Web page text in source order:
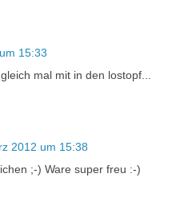
15:33
mal mit in den lostopf...
2012 um 15:38
;-) Ware super freu :-)